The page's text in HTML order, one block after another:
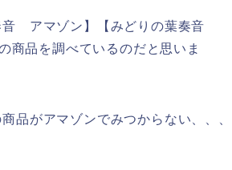
音 アマゾン】【みどりの葉奏音
商品を調べているのだと思いま
品がアマゾンでみつからない、、、